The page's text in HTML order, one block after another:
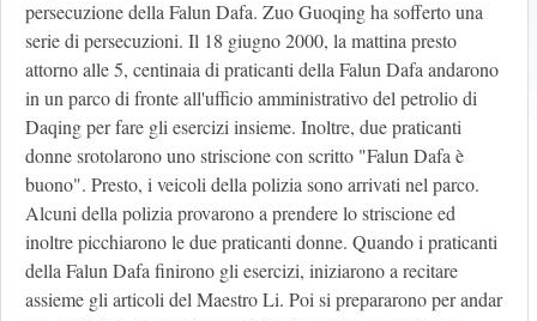
persecuzione della Falun Dafa. Zuo Guoqing ha sofferto una
serie di persecuzioni. Il 18 giugno 2000, la mattina presto
attorno alle 5, centinaia di praticanti della Falun Dafa andarono
in un parco di fronte all'ufficio amministrativo del petrolio di
Daqing per fare gli esercizi insieme. Inoltre, due praticanti
donne srotolarono uno striscione con scritto "Falun Dafa è
buono". Presto, i veicoli della polizia sono arrivati nel parco.
Alcuni della polizia provarono a prendere lo striscione ed
inoltre picchiarono le due praticanti donne. Quando i praticanti
della Falun Dafa finirono gli esercizi, iniziarono a recitare
assieme gli articoli del Maestro Li. Poi si prepararono per andar